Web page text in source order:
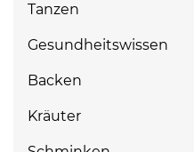
Tanzen
Gesundheitswissen
Backen
Kräuter